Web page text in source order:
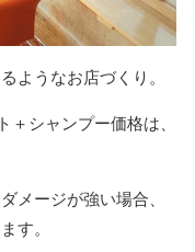
ようなお店づくり。
シャンプー価格は、
メージが強い場合、
す。